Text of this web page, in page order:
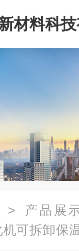
材料科
> 产品展
可拆卸保